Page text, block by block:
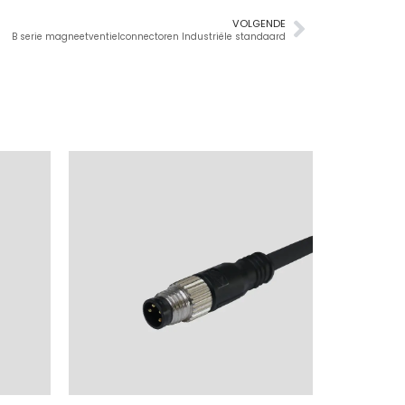
VOLGENDE
B serie magneetventielconnectoren Industriële standaard